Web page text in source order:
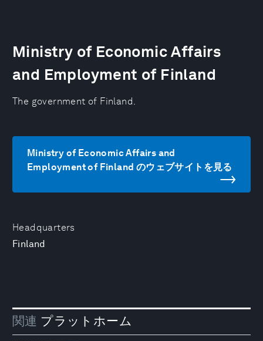
Headquarters
Finland
Ministry of Economic Affairs
and Employment of Finland
The government of Finland.
Ministry of Economic Affairs and
Employment of Finland のウェブサイトを見る
関連 プラットホーム